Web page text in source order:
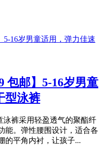
包邮】5-16岁男童
型泳裤
泳裤采用轻盈透气的聚酯纤
能。弹性腰围设计，适合各
的平角内衬，让孩子...